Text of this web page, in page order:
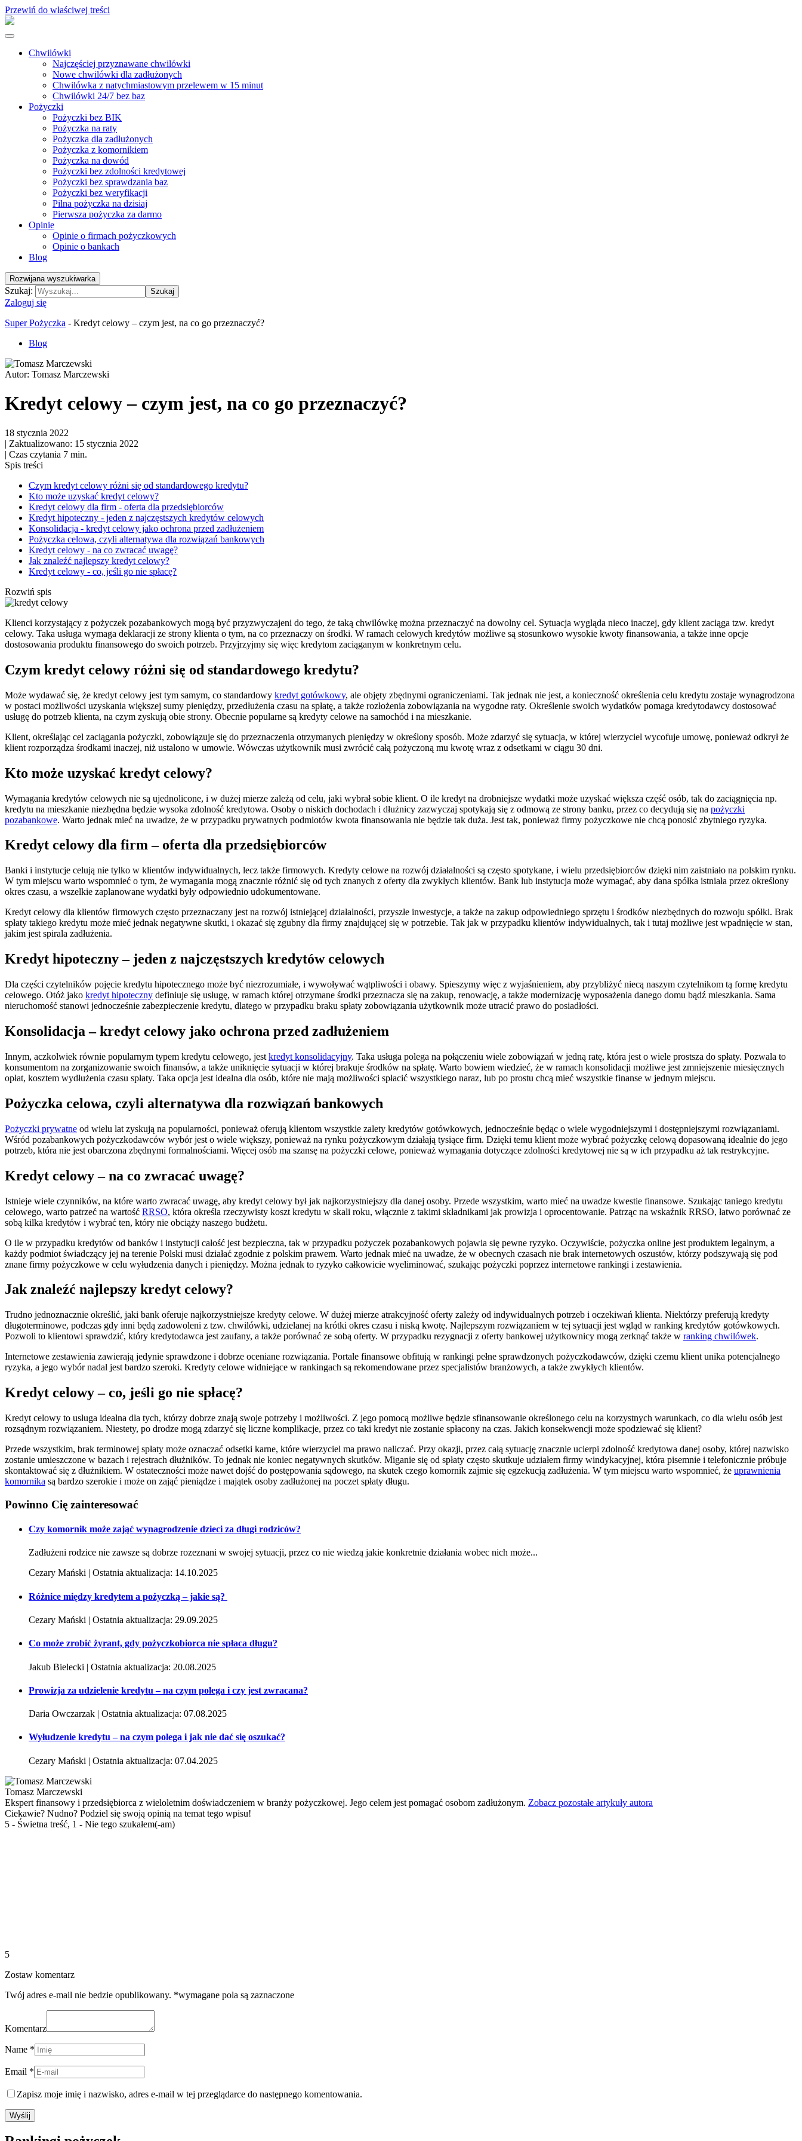
Przewiń do właściwej treści
Chwilówki
Najczęściej przyznawane chwilówki
Nowe chwilówki dla zadłużonych
Chwilówka z natychmiastowym przelewem w 15 minut
Chwilówki 24/7 bez baz
Pożyczki
Pożyczki bez BIK
Pożyczka na raty
Pożyczka dla zadłużonych
Pożyczka z komornikiem
Pożyczka na dowód
Pożyczki bez zdolności kredytowej
Pożyczki bez sprawdzania baz
Pożyczki bez weryfikacji
Pilna pożyczka na dzisiaj
Pierwsza pożyczka za darmo
Opinie
Opinie o firmach pożyczkowych
Opinie o bankach
Blog
Rozwijana wyszukiwarka
Szukaj: Szukaj
Zaloguj się
Super Pożyczka - Kredyt celowy – czym jest, na co go przeznaczyć?
Blog
Autor: Tomasz Marczewski
Kredyt celowy – czym jest, na co go przeznaczyć?
18 stycznia 2022
| Zaktualizowano: 15 stycznia 2022
| Czas czytania 7 min.
Spis treści
Czym kredyt celowy różni się od standardowego kredytu?
Kto może uzyskać kredyt celowy?
Kredyt celowy dla firm - oferta dla przedsiębiorców
Kredyt hipoteczny - jeden z najczęstszych kredytów celowych
Konsolidacja - kredyt celowy jako ochrona przed zadłużeniem
Pożyczka celowa, czyli alternatywa dla rozwiązań bankowych
Kredyt celowy - na co zwracać uwagę?
Jak znaleźć najlepszy kredyt celowy?
Kredyt celowy - co, jeśli go nie spłacę?
Rozwiń spis
Klienci korzystający z pożyczek pozabankowych mogą być przyzwyczajeni do tego, że taką chwilówkę można przeznaczyć na dowolny cel. Sytuacja wygląda nieco inaczej, gdy klient zaciąga tzw. kredyt
celowy. Taka usługa wymaga deklaracji ze strony klienta o tym, na co przeznaczy on środki. W ramach celowych kredytów możliwe są stosunkowo wysokie kwoty finansowania, a także inne opcje
dostosowania produktu finansowego do swoich potrzeb. Przyjrzyjmy się więc kredytom zaciąganym w konkretnym celu.
Czym kredyt celowy różni się od standardowego kredytu?
Może wydawać się, że kredyt celowy jest tym samym, co standardowy kredyt gotówkowy, ale objęty zbędnymi ograniczeniami. Tak jednak nie jest, a konieczność określenia celu kredytu zostaje wynagrodzona
w postaci możliwości uzyskania większej sumy pieniędzy, przedłużenia czasu na spłatę, a także rozłożenia zobowiązania na wygodne raty. Określenie swoich wydatków pomaga kredytodawcy dostosować
usługę do potrzeb klienta, na czym zyskują obie strony. Obecnie popularne są kredyty celowe na samochód i na mieszkanie.
Klient, określając cel zaciągania pożyczki, zobowiązuje się do przeznaczenia otrzymanych pieniędzy w określony sposób. Może zdarzyć się sytuacja, w której wierzyciel wycofuje umowę, ponieważ odkrył że
klient rozporządza środkami inaczej, niż ustalono w umowie. Wówczas użytkownik musi zwrócić całą pożyczoną mu kwotę wraz z odsetkami w ciągu 30 dni.
Kto może uzyskać kredyt celowy?
Wymagania kredytów celowych nie są ujednolicone, i w dużej mierze zależą od celu, jaki wybrał sobie klient. O ile kredyt na drobniejsze wydatki może uzyskać większa część osób, tak do zaciągnięcia np.
kredytu na mieszkanie niezbędna będzie wysoka zdolność kredytowa. Osoby o niskich dochodach i dłużnicy zazwyczaj spotykają się z odmową ze strony banku, przez co decydują się na pożyczki
pozabankowe. Warto jednak mieć na uwadze, że w przypadku prywatnych podmiotów kwota finansowania nie będzie tak duża. Jest tak, ponieważ firmy pożyczkowe nie chcą ponosić zbytniego ryzyka.
Kredyt celowy dla firm – oferta dla przedsiębiorców
Banki i instytucje celują nie tylko w klientów indywidualnych, lecz także firmowych. Kredyty celowe na rozwój działalności są często spotykane, i wielu przedsiębiorców dzięki nim zaistniało na polskim rynku.
W tym miejscu warto wspomnieć o tym, że wymagania mogą znacznie różnić się od tych znanych z oferty dla zwykłych klientów. Bank lub instytucja może wymagać, aby dana spółka istniała przez określony
okres czasu, a wszelkie zaplanowane wydatki były odpowiednio udokumentowane.
Kredyt celowy dla klientów firmowych często przeznaczany jest na rozwój istniejącej działalności, przyszłe inwestycje, a także na zakup odpowiedniego sprzętu i środków niezbędnych do rozwoju spółki. Brak
spłaty takiego kredytu może mieć jednak negatywne skutki, i okazać się zgubny dla firmy znajdującej się w potrzebie. Tak jak w przypadku klientów indywidualnych, tak i tutaj możliwe jest wpadnięcie w stan,
jakim jest spirala zadłużenia.
Kredyt hipoteczny – jeden z najczęstszych kredytów celowych
Dla części czytelników pojęcie kredytu hipotecznego może być niezrozumiałe, i wywoływać wątpliwości i obawy. Spieszymy więc z wyjaśnieniem, aby przybliżyć niecą naszym czytelnikom tą formę kredytu
celowego. Otóż jako kredyt hipoteczny definiuje się usługę, w ramach której otrzymane środki przeznacza się na zakup, renowację, a także modernizację wyposażenia danego domu bądź mieszkania. Sama
nieruchomość stanowi jednocześnie zabezpieczenie kredytu, dlatego w przypadku braku spłaty zobowiązania użytkownik może utracić prawo do posiadłości.
Konsolidacja – kredyt celowy jako ochrona przed zadłużeniem
Innym, aczkolwiek równie popularnym typem kredytu celowego, jest kredyt konsolidacyjny. Taka usługa polega na połączeniu wiele zobowiązań w jedną ratę, która jest o wiele prostsza do spłaty. Pozwala to
konsumentom na zorganizowanie swoich finansów, a także uniknięcie sytuacji w której brakuje środków na spłatę. Warto bowiem wiedzieć, że w ramach konsolidacji możliwe jest zmniejszenie miesięcznych
opłat, kosztem wydłużenia czasu spłaty. Taka opcja jest idealna dla osób, które nie mają możliwości spłacić wszystkiego naraz, lub po prostu chcą mieć wszystkie finanse w jednym miejscu.
Pożyczka celowa, czyli alternatywa dla rozwiązań bankowych
Pożyczki prywatne od wielu lat zyskują na popularności, ponieważ oferują klientom wszystkie zalety kredytów gotówkowych, jednocześnie będąc o wiele wygodniejszymi i dostępniejszymi rozwiązaniami.
Wśród pozabankowych pożyczkodawców wybór jest o wiele większy, ponieważ na rynku pożyczkowym działają tysiące firm. Dzięki temu klient może wybrać pożyczkę celową dopasowaną idealnie do jego
potrzeb, która nie jest obarczona zbędnymi formalnościami. Więcej osób ma szansę na pożyczki celowe, ponieważ wymagania dotyczące zdolności kredytowej nie są w ich przypadku aż tak restrykcyjne.
Kredyt celowy – na co zwracać uwagę?
Istnieje wiele czynników, na które warto zwracać uwagę, aby kredyt celowy był jak najkorzystniejszy dla danej osoby. Przede wszystkim, warto mieć na uwadze kwestie finansowe. Szukając taniego kredytu
celowego, warto patrzeć na wartość RRSO, która określa rzeczywisty koszt kredytu w skali roku, włącznie z takimi składnikami jak prowizja i oprocentowanie. Patrząc na wskaźnik RRSO, łatwo porównać ze
sobą kilka kredytów i wybrać ten, który nie obciąży naszego budżetu.
O ile w przypadku kredytów od banków i instytucji całość jest bezpieczna, tak w przypadku pożyczek pozabankowych pojawia się pewne ryzyko. Oczywiście, pożyczka online jest produktem legalnym, a
każdy podmiot świadczący jej na terenie Polski musi działać zgodnie z polskim prawem. Warto jednak mieć na uwadze, że w obecnych czasach nie brak internetowych oszustów, którzy podszywają się pod
znane firmy pożyczkowe w celu wyłudzenia danych i pieniędzy. Można jednak to ryzyko całkowicie wyeliminować, szukając pożyczki poprzez internetowe rankingi i zestawienia.
Jak znaleźć najlepszy kredyt celowy?
Trudno jednoznacznie określić, jaki bank oferuje najkorzystniejsze kredyty celowe. W dużej mierze atrakcyjność oferty zależy od indywidualnych potrzeb i oczekiwań klienta. Niektórzy preferują kredyty
długoterminowe, podczas gdy inni będą zadowoleni z tzw. chwilówki, udzielanej na krótki okres czasu i niską kwotę. Najlepszym rozwiązaniem w tej sytuacji jest wgląd w ranking kredytów gotówkowych.
Pozwoli to klientowi sprawdzić, który kredytodawca jest zaufany, a także porównać ze sobą oferty. W przypadku rezygnacji z oferty bankowej użytkownicy mogą zerknąć także w ranking chwilówek.
Internetowe zestawienia zawierają jedynie sprawdzone i dobrze oceniane rozwiązania. Portale finansowe obfitują w rankingi pełne sprawdzonych pożyczkodawców, dzięki czemu klient unika potencjalnego
ryzyka, a jego wybór nadal jest bardzo szeroki. Kredyty celowe widniejące w rankingach są rekomendowane przez specjalistów branżowych, a także zwykłych klientów.
Kredyt celowy – co, jeśli go nie spłacę?
Kredyt celowy to usługa idealna dla tych, którzy dobrze znają swoje potrzeby i możliwości. Z jego pomocą możliwe będzie sfinansowanie określonego celu na korzystnych warunkach, co dla wielu osób jest
rozsądnym rozwiązaniem. Niestety, po drodze mogą zdarzyć się liczne komplikacje, przez co taki kredyt nie zostanie spłacony na czas. Jakich konsekwencji może spodziewać się klient?
Przede wszystkim, brak terminowej spłaty może oznaczać odsetki karne, które wierzyciel ma prawo naliczać. Przy okazji, przez całą sytuację znacznie ucierpi zdolność kredytowa danej osoby, której nazwisko
zostanie umieszczone w bazach i rejestrach dłużników. To jednak nie koniec negatywnych skutków. Miganie się od spłaty często skutkuje udziałem firmy windykacyjnej, która pisemnie i telefonicznie próbuje
skontaktować się z dłużnikiem. W ostateczności może nawet dojść do postępowania sądowego, na skutek czego komornik zajmie się egzekucją zadłużenia. W tym miejscu warto wspomnieć, że uprawnienia
komornika są bardzo szerokie i może on zająć pieniądze i majątek osoby zadłużonej na poczet spłaty długu.
Powinno Cię zainteresować
Czy komornik może zająć wynagrodzenie dzieci za długi rodziców?
Zadłużeni rodzice nie zawsze są dobrze rozeznani w swojej sytuacji, przez co nie wiedzą jakie konkretnie działania wobec nich może...
Cezary Mański | Ostatnia aktualizacja: 14.10.2025
Różnice między kredytem a pożyczką – jakie są?
Cezary Mański | Ostatnia aktualizacja: 29.09.2025
Co może zrobić żyrant, gdy pożyczkobiorca nie spłaca długu?
Jakub Bielecki | Ostatnia aktualizacja: 20.08.2025
Prowizja za udzielenie kredytu – na czym polega i czy jest zwracana?
Daria Owczarzak | Ostatnia aktualizacja: 07.08.2025
Wyłudzenie kredytu – na czym polega i jak nie dać się oszukać?
Cezary Mański | Ostatnia aktualizacja: 07.04.2025
Tomasz Marczewski
Ekspert finansowy i przedsiębiorca z wieloletnim doświadczeniem w branży pożyczkowej. Jego celem jest pomagać osobom zadłużonym. Zobacz pozostałe artykuły autora
Ciekawie? Nudno? Podziel się swoją opinią na temat tego wpisu!
5 - Świetna treść, 1 - Nie tego szukałem(-am)
5
Zostaw komentarz
Twój adres e-mail nie bedzie opublikowany. *wymagane pola są zaznaczone
Komentarz
Name *
Email *
Zapisz moje imię i nazwisko, adres e-mail w tej przeglądarce do następnego komentowania.